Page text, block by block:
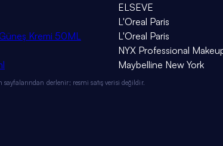
ELSEVE
L'Oreal Paris
Kremi 50ML L'Oreal Paris
NYX Professional
Maybelline New York
derlenir; resmi satış verisi değildir.